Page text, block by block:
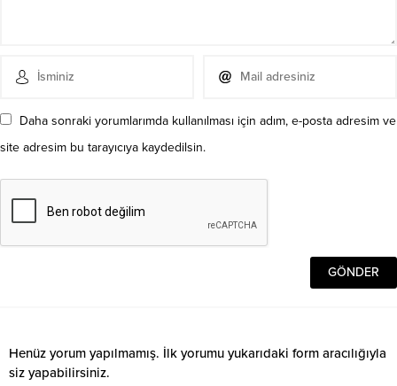
Daha sonraki yorumlarımda kullanılması için adım, e-posta adresim ve
site adresim bu tarayıcıya kaydedilsin.
Henüz yorum yapılmamış. İlk yorumu yukarıdaki form aracılığıyla
siz yapabilirsiniz.